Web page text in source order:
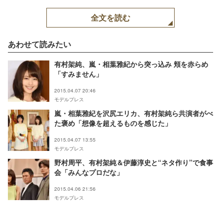
【モデルプレス】
全文を読む
あわせて読みたい
有村架純、嵐・相葉雅紀から突っ込み 頬を赤らめ
「すみません」
2015.04.07 20:46
モデルプレス
嵐・相葉雅紀を沢尻エリカ、有村架純ら共演者がべ
た褒め「想像を超えるものを感じた」
2015.04.07 13:55
モデルプレス
野村周平、有村架純＆伊藤淳史と“ネタ作り”で食事
会「みんなプロだな」
2015.04.06 21:56
モデルプレス